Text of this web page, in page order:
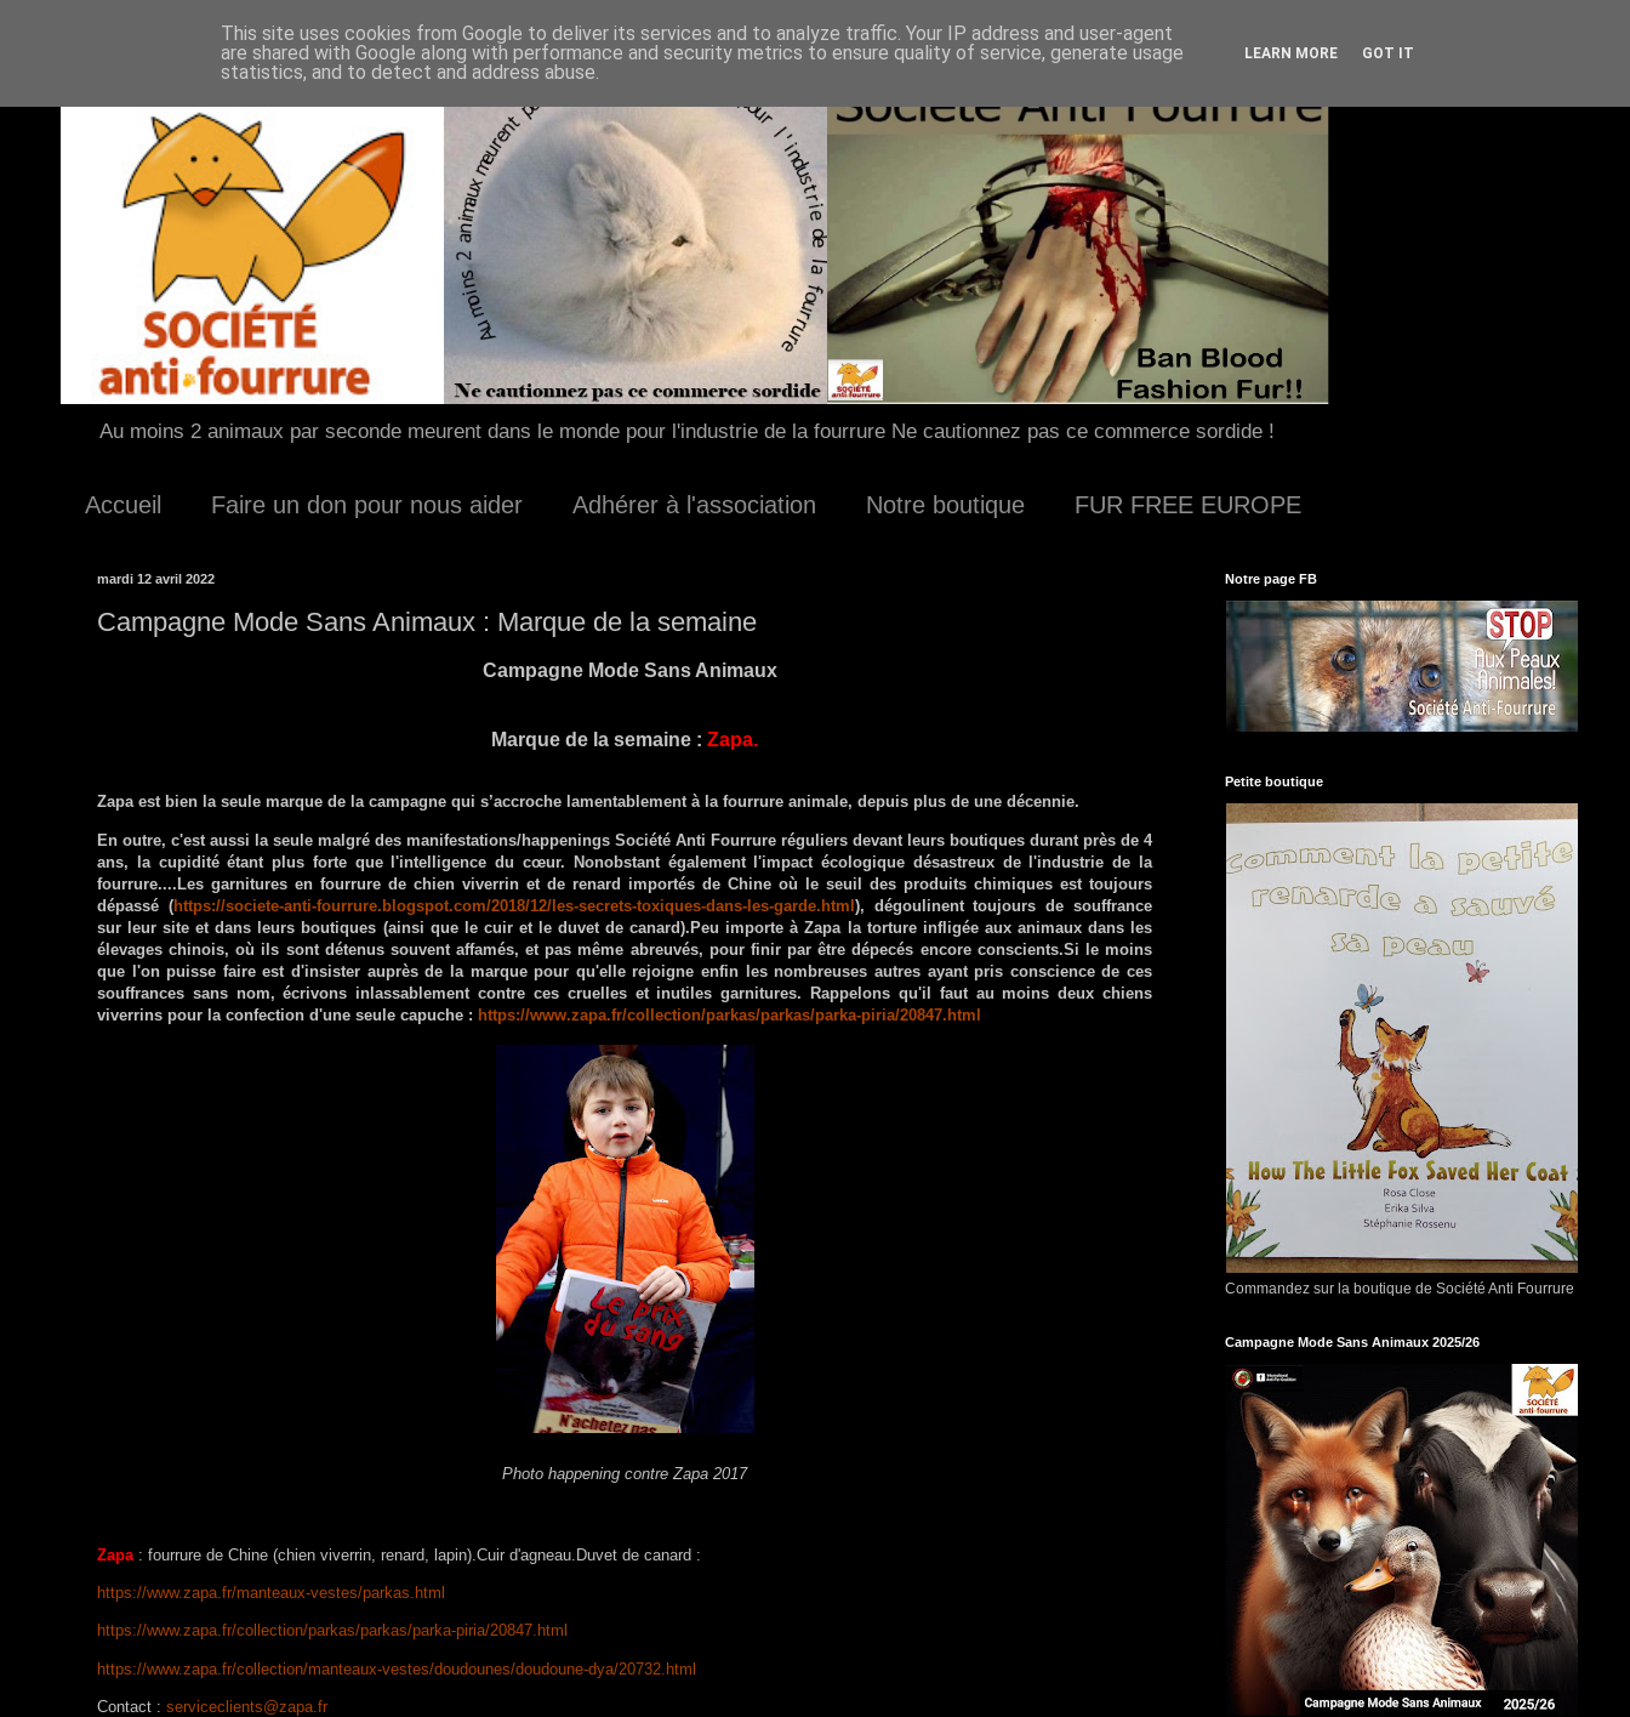
Au moins 2 animaux par seconde meurent dans le monde pour l'industrie de la fourrure Ne cautionnez pas ce commerce sordide !
Accueil Faire un don pour nous aider Adhérer à l'association Notre boutique FUR FREE EUROPE
mardi 12 avril 2022
Campagne Mode Sans Animaux : Marque de la semaine
Campagne Mode Sans Animaux
Marque de la semaine : Zapa.
Zapa est bien la seule marque de la campagne qui s’accroche lamentablement à la fourrure animale, depuis plus de une décennie.
En outre, c'est aussi la seule malgré des manifestations/happenings Société Anti Fourrure réguliers devant leurs boutiques durant près de 4
ans, la cupidité étant plus forte que l'intelligence du cœur. Nonobstant également l'impact écologique désastreux de l'industrie de la
fourrure....Les garnitures en fourrure de chien viverrin et de renard importés de Chine où le seuil des produits chimiques est toujours
dépassé (https://societe-anti-fourrure.blogspot.com/2018/12/les-secrets-toxiques-dans-les-garde.html), dégoulinent toujours de souffrance
sur leur site et dans leurs boutiques (ainsi que le cuir et le duvet de canard).Peu importe à Zapa la torture infligée aux animaux dans les
élevages chinois, où ils sont détenus souvent affamés, et pas même abreuvés, pour finir par être dépecés encore conscients.Si le moins
que l'on puisse faire est d'insister auprès de la marque pour qu'elle rejoigne enfin les nombreuses autres ayant pris conscience de ces
souffrances sans nom, écrivons inlassablement contre ces cruelles et inutiles garnitures. Rappelons qu'il faut au moins deux chiens
viverrins pour la confection d'une seule capuche : https://www.zapa.fr/collection/parkas/parkas/parka-piria/20847.html
Photo happening contre Zapa 2017
Zapa : fourrure de Chine (chien viverrin, renard, lapin).Cuir d'agneau.Duvet de canard :
https://www.zapa.fr/manteaux-vestes/parkas.html
https://www.zapa.fr/collection/parkas/parkas/parka-piria/20847.html
https://www.zapa.fr/collection/manteaux-vestes/doudounes/doudoune-dya/20732.html
Contact : serviceclients@zapa.fr
Notre page FB
Petite boutique
Commandez sur la boutique de Société Anti Fourrure
Campagne Mode Sans Animaux 2025/26
This site uses cookies from Google to deliver its services and to analyze traffic. Your IP address and user-agent
are shared with Google along with performance and security metrics to ensure quality of service, generate usage
statistics, and to detect and address abuse.
LEARN MORE GOT IT